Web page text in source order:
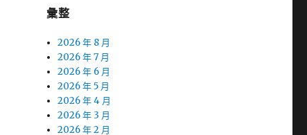
彙整
2026 年 8 月
2026 年 7 月
2026 年 6 月
2026 年 5 月
2026 年 4 月
2026 年 3 月
2026 年 2 月